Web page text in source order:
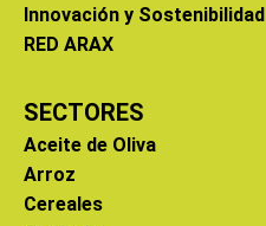
Innovación y Sostenibilidad
RED ARAX
SECTORES
Aceite de Oliva
Arroz
Cereales